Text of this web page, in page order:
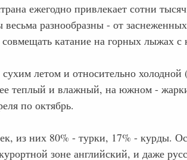
ежегодно привлекает сотни
разнообразны - от
катание на горных лыжах с
летом и относительно
теплый и влажный, на южном -
по октябрь.
из них 80% - турки, 17% - курды.
зоне английский, и даже